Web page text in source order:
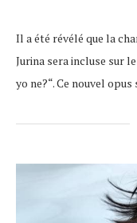
Il a été révélé que la
Jurina sera incluse sur
yo ne?“. Ce nouvel